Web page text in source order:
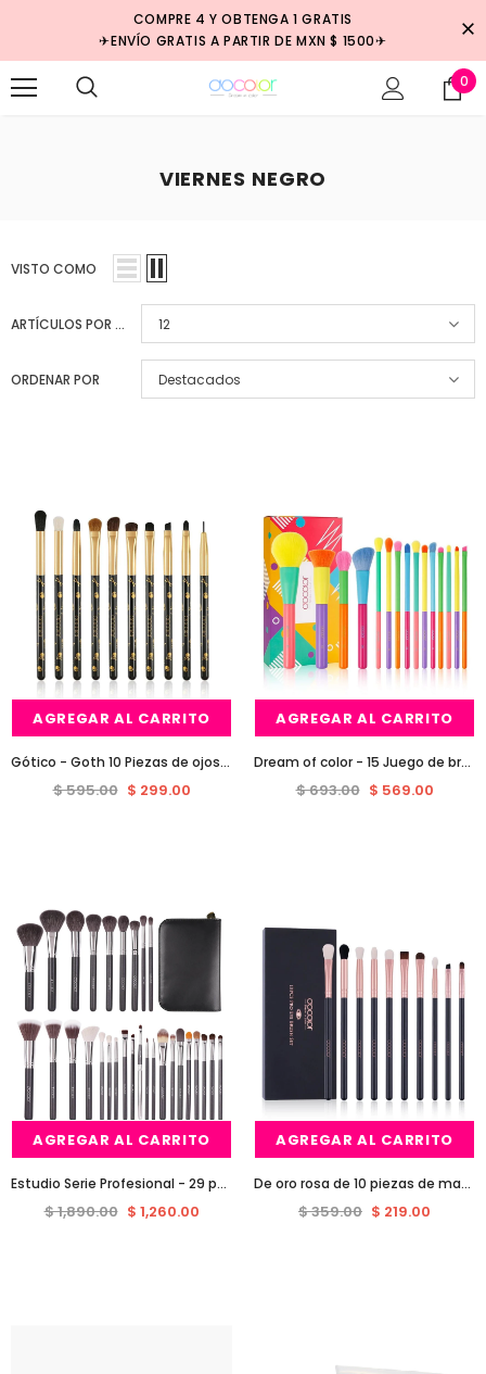
COMPRE 4 Y OBTENGA 1 GRATIS
✈ENVÍO GRATIS A PARTIR DE MXN $ 1500✈
0
VIERNES NEGRO
VISTO COMO
ARTÍCULOS POR PÁGINA 12
ORDENAR POR Destacados
AGREGAR AL CARRITO
Gótico - Goth 10 Piezas de ojos cepillo del maquillaje de brochas docolor
$ 595.00 $ 299.00
AGREGAR AL CARRITO
Dream of color - 15 Juego de brochas de maquillaje colorido Pieces
$ 693.00 $ 569.00
AGREGAR AL CARRITO
Estudio Serie Profesional - 29 pedazos del maquillaje de cepillo del libro de Brochas docolor
$ 1,890.00 $ 1,260.00
AGREGAR AL CARRITO
De oro rosa de 10 piezas de maquillaje de ojos sistema de cepillo
$ 359.00 $ 219.00